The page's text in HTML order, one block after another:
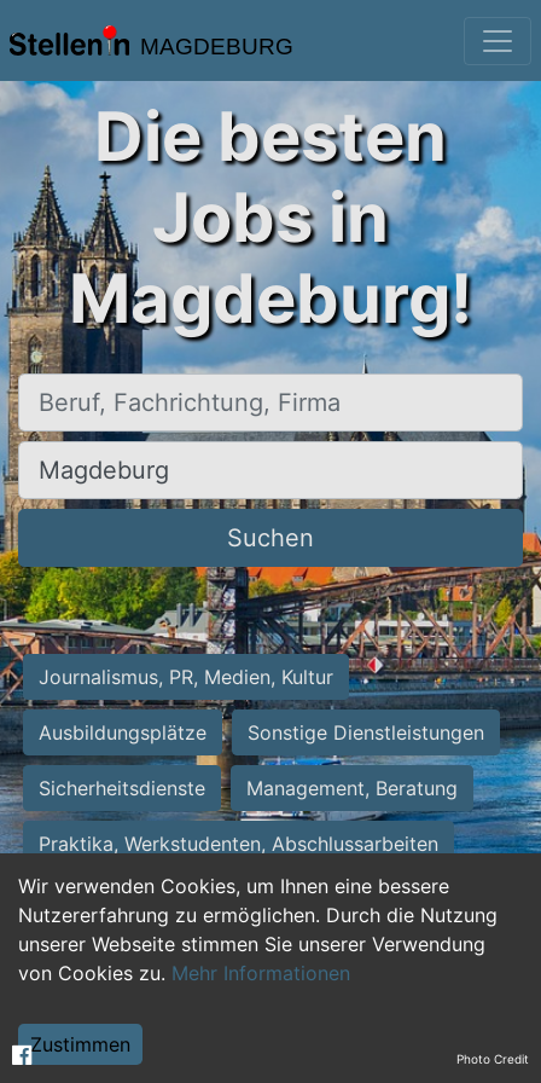
MAGDEBURG
Wir verwenden Cookies, um Ihnen eine bessere
Nutzererfahrung zu ermöglichen. Durch die Nutzung
unserer Webseite stimmen Sie unserer Verwendung
von Cookies zu. Mehr Informationen
Zustimmen
Die besten
Jobs in
Magdeburg!
Beruf, Fachrichtung, Firma
Ort, Stadt
Suchen
Journalismus, PR, Medien, Kultur
Ausbildungsplätze Sonstige Dienstleistungen
Sicherheitsdienste Management, Beratung
Praktika, Werkstudenten, Abschlussarbeiten
Personalwesen Assistenz, Sekretariat
Hilfskräfte, Aushilfs- und Nebenjobs
Weiterbildung, Studium, duale Ausbildung Photo Credit